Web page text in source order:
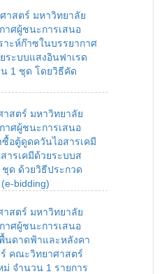
าสตร์ มหาวิทยาลัย
าศผู้ชนะการเสนอ
าะห์ก๊าซในบรรยากาศ
ะบบแสงอินฟาเรด
1 ชุด โดยวิธีคัด
สตร์ มหาวิทยาลัย
าศผู้ชนะการเสนอ
อตู้ดูดควันไอสารเคมี
ารเคมีด้วยระบบส
ด ด้วยวิธีประกวด
bidding)
สตร์ มหาวิทยาลัย
าศผู้ชนะการเสนอ
นดาดฟ้าและหลังคา
คณะวิทยาศาสตร์
ม่ จำนวน 1 รายการ